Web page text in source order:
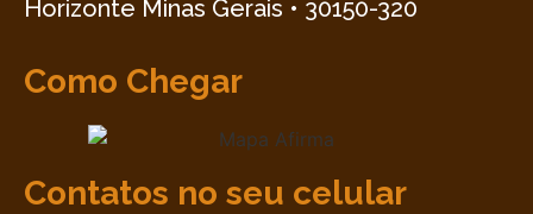
Horizonte Minas Gerais • 30150-320
Como Chegar
Contatos no seu celular